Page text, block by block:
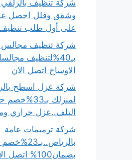
شركة تنظيف
على أول طلب تنظيف
شركة تنظيف مجالس
الاوساخ اتصل الان
شركة عزل اسطح
لمنزلك
التلف..عزل حراري
شركة ترميمات عامة
بضمان100% اتصل الان